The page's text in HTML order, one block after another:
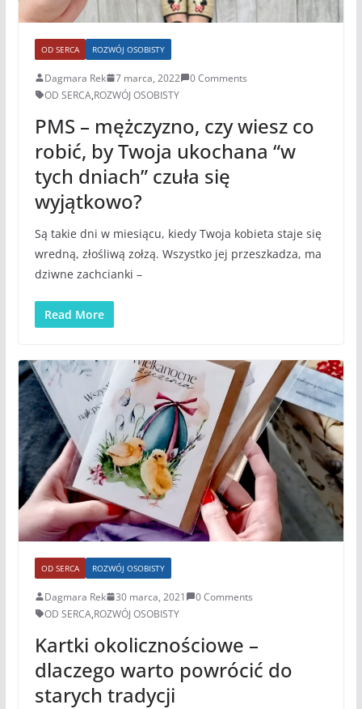
OD SERCA ROZWÓJ OSOBISTY
Dagmara Rek 7 marca, 2022
0 Comments
OD SERCA,ROZWÓJ OSOBISTY
PMS – mężczyzno, czy wiesz co
robić, by Twoja ukochana “w
tych dniach” czuła się
wyjątkowo?
Są takie dni w miesiącu, kiedy Twoja kobieta staje się
wredną, złośliwą zołzą. Wszystko jej przeszkadza, ma
dziwne zachcianki –
Read More
OD SERCA ROZWÓJ OSOBISTY
Dagmara Rek 30 marca, 2021
0 Comments
OD SERCA,ROZWÓJ OSOBISTY
Kartki okolicznościowe –
dlaczego warto powrócić do
starych tradycji